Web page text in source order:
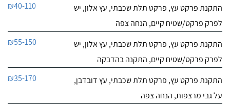
התקנת פרקט עץ, פרקט תלת שכבתי, עץ אלון, יש
לפרק פרקט/שטיח קיים, הנחה צפה
₪40-110
התקנת פרקט עץ, פרקט תלת שכבתי, עץ אלון, יש
לפרק פרקט/שטיח קיים, התקנה בהדבקה
₪55-150
התקנת פרקט עץ, פרקט תלת שכבתי, עץ דובדבן,
על גבי מרצפות, הנחה צפה
₪35-170